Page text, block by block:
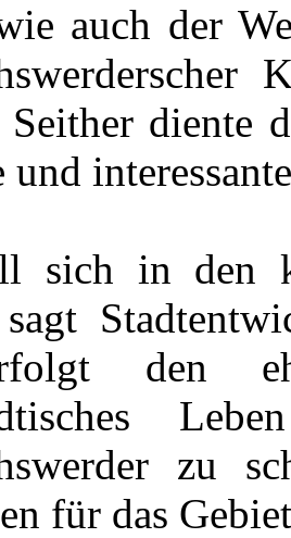
auch der
Seither diente
sich in den
den
zu
für das